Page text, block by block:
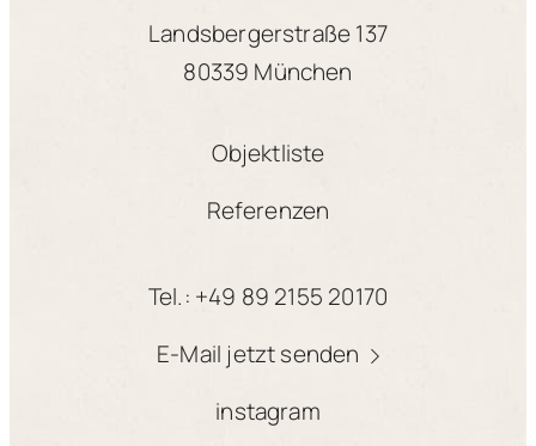
Objektliste
Referenzen
Landsbergerstraße 137
80339 München
Tel.: +49 89 2155 20170
E-Mail jetzt senden
instagram